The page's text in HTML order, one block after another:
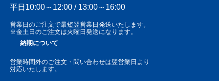
平日10:00～12:00 / 13:00～16:00
営業日のご注文で最短翌営業日発送いたします。
※金土日のご注文は火曜日発送になります。
納期について
営業時間外のご注文・問い合わせは翌営業日より
対応いたします。